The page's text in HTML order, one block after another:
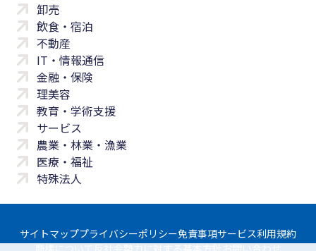
卸売
飲食・宿泊
不動産
IT・情報通信
金融・保険
理美容
教育・学術支援
サービス
農業・林業・漁業
医療・福祉
特殊法人
サイトマッププライバシーポリシー免責事項サービス利用規約